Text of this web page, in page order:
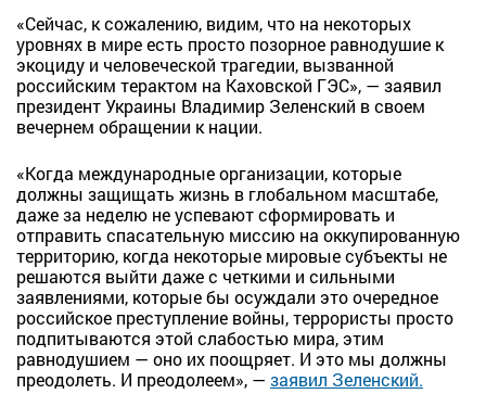
«Сейчас, к сожалению, видим, что на некоторых
уровнях в мире есть просто позорное равнодушие к
экоциду и человеческой трагедии, вызванной
российским терактом на Каховской ГЭС», — заявил
президент Украины Владимир Зеленский в своем
вечернем обращении к нации.
«Когда международные организации, которые
должны защищать жизнь в глобальном масштабе,
даже за неделю не успевают сформировать и
отправить спасательную миссию на оккупированную
территорию, когда некоторые мировые субъекты не
решаются выйти даже с четкими и сильными
заявлениями, которые бы осуждали это очередное
российское преступление войны, террористы просто
подпитываются этой слабостью мира, этим
равнодушием — оно их поощряет. И это мы должны
преодолеть. И преодолеем», — заявил Зеленский.